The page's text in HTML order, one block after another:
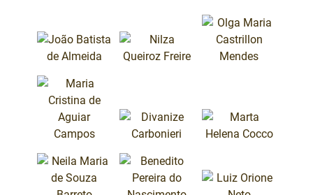
Gonçalo
Antunes de
Barros Neto
Mendes
Martins Júnior
Carrara
Agnaldo
Rodrigues da
Silva
CADEIRA 10
Mahon
CADEIRA 11
Lorenzo Falcão
CADEIRA 12
João Batista de
Almeida
CADEIRA 13
Nilza Queiroz
Freire
CADEIRA 14
Mendes
CADEIRA 15
CADEIRA 17 CADEIRA 18